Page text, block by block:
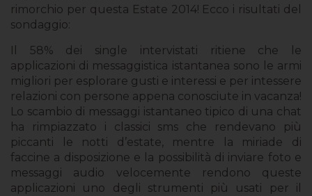
rimorchio per questa Estate 2014! Ecco i risultati del
sondaggio:
Il 58% dei single intervistati ritiene che le
applicazioni di messaggistica istantanea sono le armi
migliori per esplorare gusti e interessi e per intessere
relazioni con persone appena conosciute in vacanza!
Lo scambio di messaggi istantaneo tipico di una chat
ha rimpiazzato i classici sms che rendevano più
piccanti le notti d’estate, mentre la miriade di
faccine a disposizione e la possibilità di inviare foto e
messaggi audio velocemente rendono queste
applicazioni uno degli strumenti più usati per il